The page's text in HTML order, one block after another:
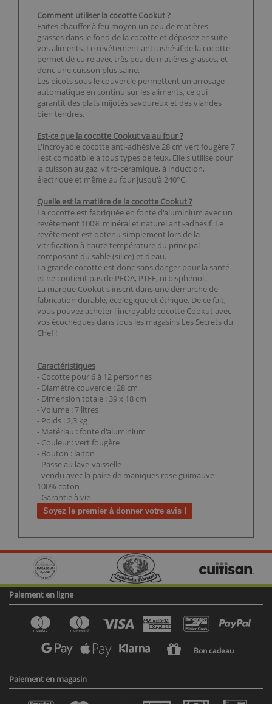
Comment utiliser la cocotte Cookut ?
Faites chauffer à feu moyen un peu de matières
grasses dans le fond de la cocotte et déposez ensuite
vos aliments. Le revêtement anti-ashésif de la cocotte
permet de cuire avec très peu de matières grasses, et
donc une cuisson plus saine.
Les picots sous le couvercle permettent un arrosage
automatique en continu sur les aliments, ce qui
garantit des plats mijotés savoureux et des viandes
bien tendres.
Est-ce que la cocotte Cookut va au four ?
L'incroyable cocotte anti-adhésive 28 cm vert fougère 7
l est compatbile à tous types de feux. Elle s'utilise pour
la cuisson au gaz, vitro-céramique, à induction,
électrique et même au four jusqu'à 240°C.
Quelle est la matière de la cocotte Cookut ?
La cocotte est fabriquée en fonte d'aluminium avec un
revêtement 100% minéral et naturel anti-adhésif. Le
revêtement est obtenu simplement lors de la
vitrification à haute température du principal
composant du sable (silice) et d'eau.
La grande cocotte est donc sans danger pour la santé
et ne contient pas de PFOA, PTFE, ni bisphénol.
La marque Cookut s'inscrit dans une démarche de
fabrication durable, écologique et éthique. De ce fait,
vous pouvez acheter l'incroyable cocotte Cookut avec
vos écochèques dans tous les magasins Les Secrets du
Chef !
Caractéristiques
- Cocotte pour 6 à 12 personnes
- Diamètre couvercle : 28 cm
- Dimension totale : 39 x 18 cm
- Volume : 7 litres
- Poids : 2,3 kg
- Matériau : fonte d'aluminium
- Couleur : vert fougère
- Bouton : laiton
- Passe au lave-vaisselle
- vendu avec la paire de maniques rose guimauve
100% coton
- Garantie à vie
Soyez le premier à donner votre avis !
Paiement en ligne
Bon cadeau
Paiement en magasin